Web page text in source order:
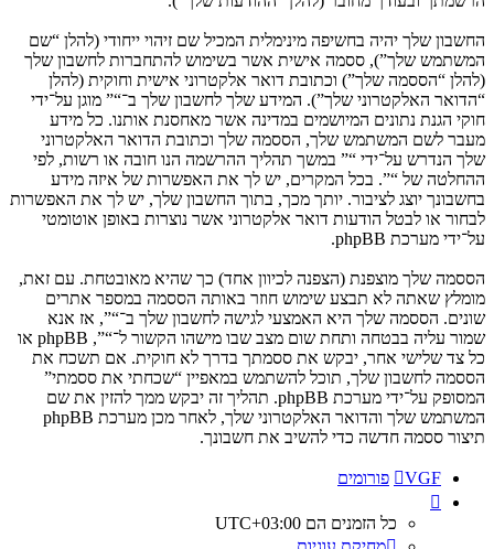
החשבון שלך יהיה בחשיפה מינימלית המכיל שם זיהוי ייחודי (להלן “שם
המשתמש שלך”), ססמה אישית אשר בשימוש להתחברות לחשבון שלך
(להלן “הססמה שלך”) וכתובת דואר אלקטרוני אישית וחוקית (להלן
“הדואר האלקטרוני שלך”). המידע שלך לחשבון שלך ב־“” מוגן על־ידי
חוקי הגנת נתונים המיושמים במדינה אשר מאחסנת אותנו. כל מידע
מעבר לשם המשתמש שלך, הססמה שלך וכתובת הדואר האלקטרוני
שלך הנדרש על־ידי “” במשך תהליך ההרשמה הנו חובה או רשות, לפי
ההחלטה של “”. בכל המקרים, יש לך את האפשרות של איזה מידע
בחשבונך יוצג לציבור. יותך מכך, בתוך החשבון שלך, יש לך את האפשרות
לבחור או לבטל הודעות דואר אלקטרוני אשר נוצרות באופן אוטומטי
על־ידי מערכת phpBB.
הססמה שלך מוצפנת (הצפנה לכיוון אחד) כך שהיא מאובטחת. עם זאת,
מומלץ שאתה לא תבצע שימוש חוזר באותה הססמה במספר אתרים
שונים. הססמה שלך היא האמצעי לגישה לחשבון שלך ב־“”, אז אנא
שמור עליה בבטחה ותחת שום מצב שבו מישהו הקשור ל־“”, phpBB או
כל צד שלישי אחר, יבקש את ססמתך בדרך לא חוקית. אם תשכח את
הססמה לחשבון שלך, תוכל להשתמש במאפיין “שכחתי את ססמתי”
המסופק על־ידי מערכת phpBB. תהליך זה יבקש ממך להזין את שם
המשתמש שלך והדואר האלקטרוני שלך, לאחר מכן מערכת phpBB
תיצור ססמה חדשה כדי להשיב את חשבונך.
VGF פורומים
כל הזמנים הם UTC+03:00